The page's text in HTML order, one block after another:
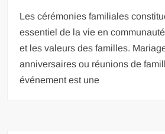
Les cérémonies familiales
essentiel de la vie en
et les valeurs des familles.
anniversaires ou réunions de
événement est une